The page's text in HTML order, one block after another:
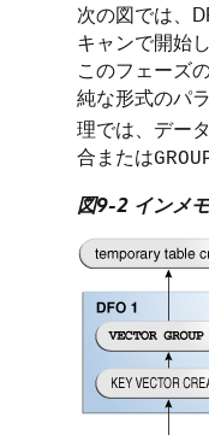
次の図では、
キャンで開始
このフェーズ
純な形式のパ
理では、デー
合または
図9-2 インメ